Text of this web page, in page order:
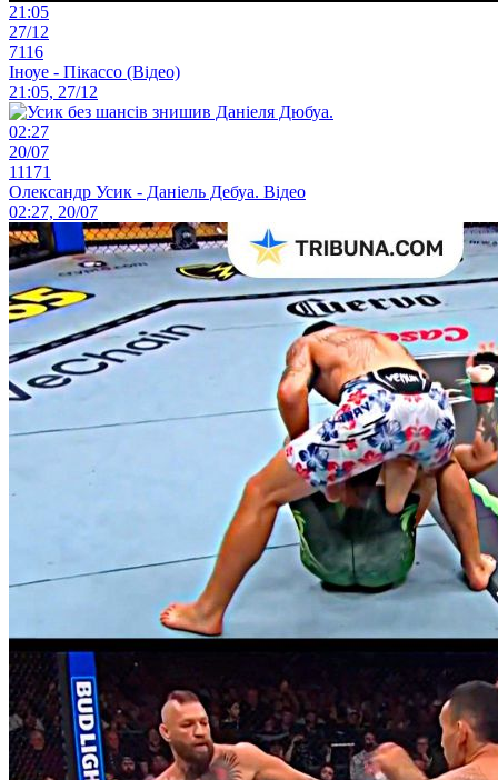
21:05
27/12
7116
Іноуе - Пікассо (Відео)
21:05, 27/12
02:27
20/07
11171
Олександр Усик - Даніель Дебуа. Відео
02:27, 20/07